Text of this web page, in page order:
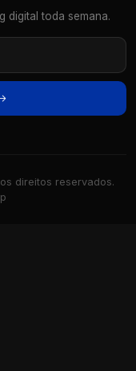
digital toda semana.
direitos reservados.